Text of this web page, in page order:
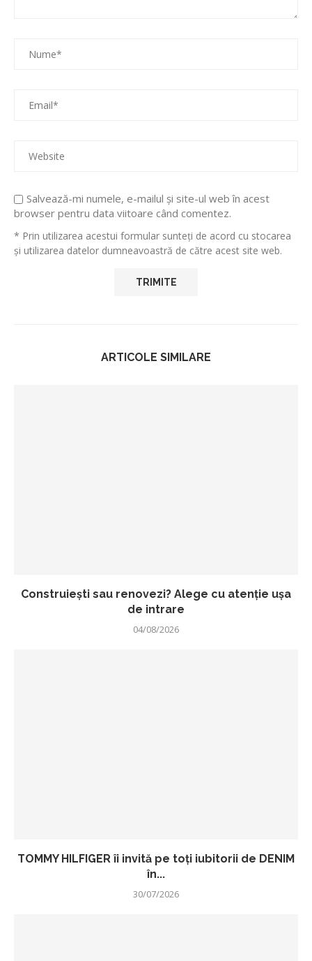
Salvează-mi numele, e-mailul și site-ul web în acest
browser pentru data viitoare când comentez.
* Prin utilizarea acestui formular sunteți de acord cu stocarea
și utilizarea datelor dumneavoastră de către acest site web.
ARTICOLE SIMILARE
Construiești sau renovezi? Alege cu atenție ușa
de intrare
04/08/2026
TOMMY HILFIGER îi invită pe toți iubitorii de DENIM
în...
30/07/2026